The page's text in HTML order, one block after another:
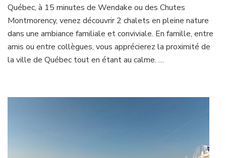
LOUER
AU
QUEBEC
Québec, à 15 minutes de Wendake ou des Chutes
Montmorency, venez découvrir 2 chalets en pleine nature
dans une ambiance familiale et conviviale. En famille, entre
amis ou entre collègues, vous apprécierez la proximité de
la ville de Québec tout en étant au calme. …